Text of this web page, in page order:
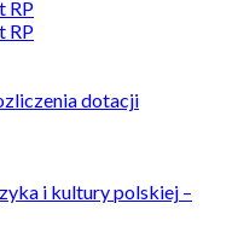
RP
RP
dotacji
i kultury polskiej –